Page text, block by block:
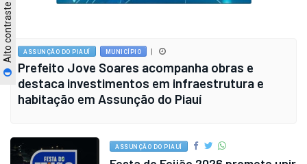
Alto contraste ASSUNÇÃO DO PIAUÍ MUNICÍPIO |
Prefeito Jove Soares acompanha obras e
destaca investimentos em infraestrutura e
habitação em Assunção do Piauí
ASSUNÇÃO DO PIAUÍ